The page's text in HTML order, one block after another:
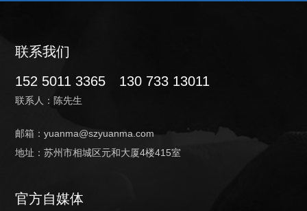
联系我们
152 5011 3365
联系人：陈先生
130 733 13011
邮箱：yuanma@szyuanma.com
地址：苏州市相城区元和大厦4楼415室
官方自媒体